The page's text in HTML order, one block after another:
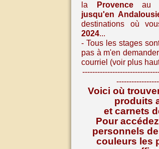
la
Provenceau
jusqu'en
destinations où
2024...
- Tous les stages
pas à m'en
courriel (voir plus
Voici où
produits
et carnets
Pour
personnels
couleurs les